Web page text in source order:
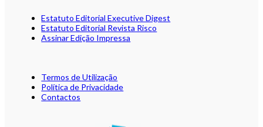
Estatuto Editorial Executive Digest
Estatuto Editorial Revista Risco
Assinar Edição Impressa
Termos de Utilização
Política de Privacidade
Contactos